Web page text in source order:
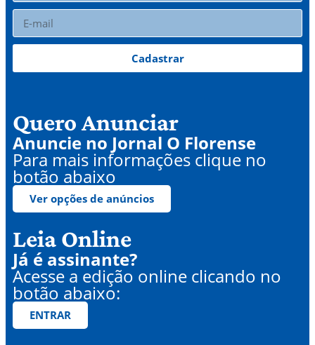
Cadastrar
Quero Anunciar
Anuncie no Jornal O Florense
Para mais informações clique no
botão abaixo
Ver opções de anúncios
Leia Online
Já é assinante?
Acesse a edição online clicando no
botão abaixo:
ENTRAR